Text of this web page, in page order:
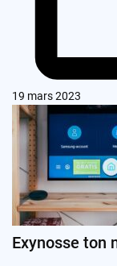
19 mars 2023
Exynosse ton